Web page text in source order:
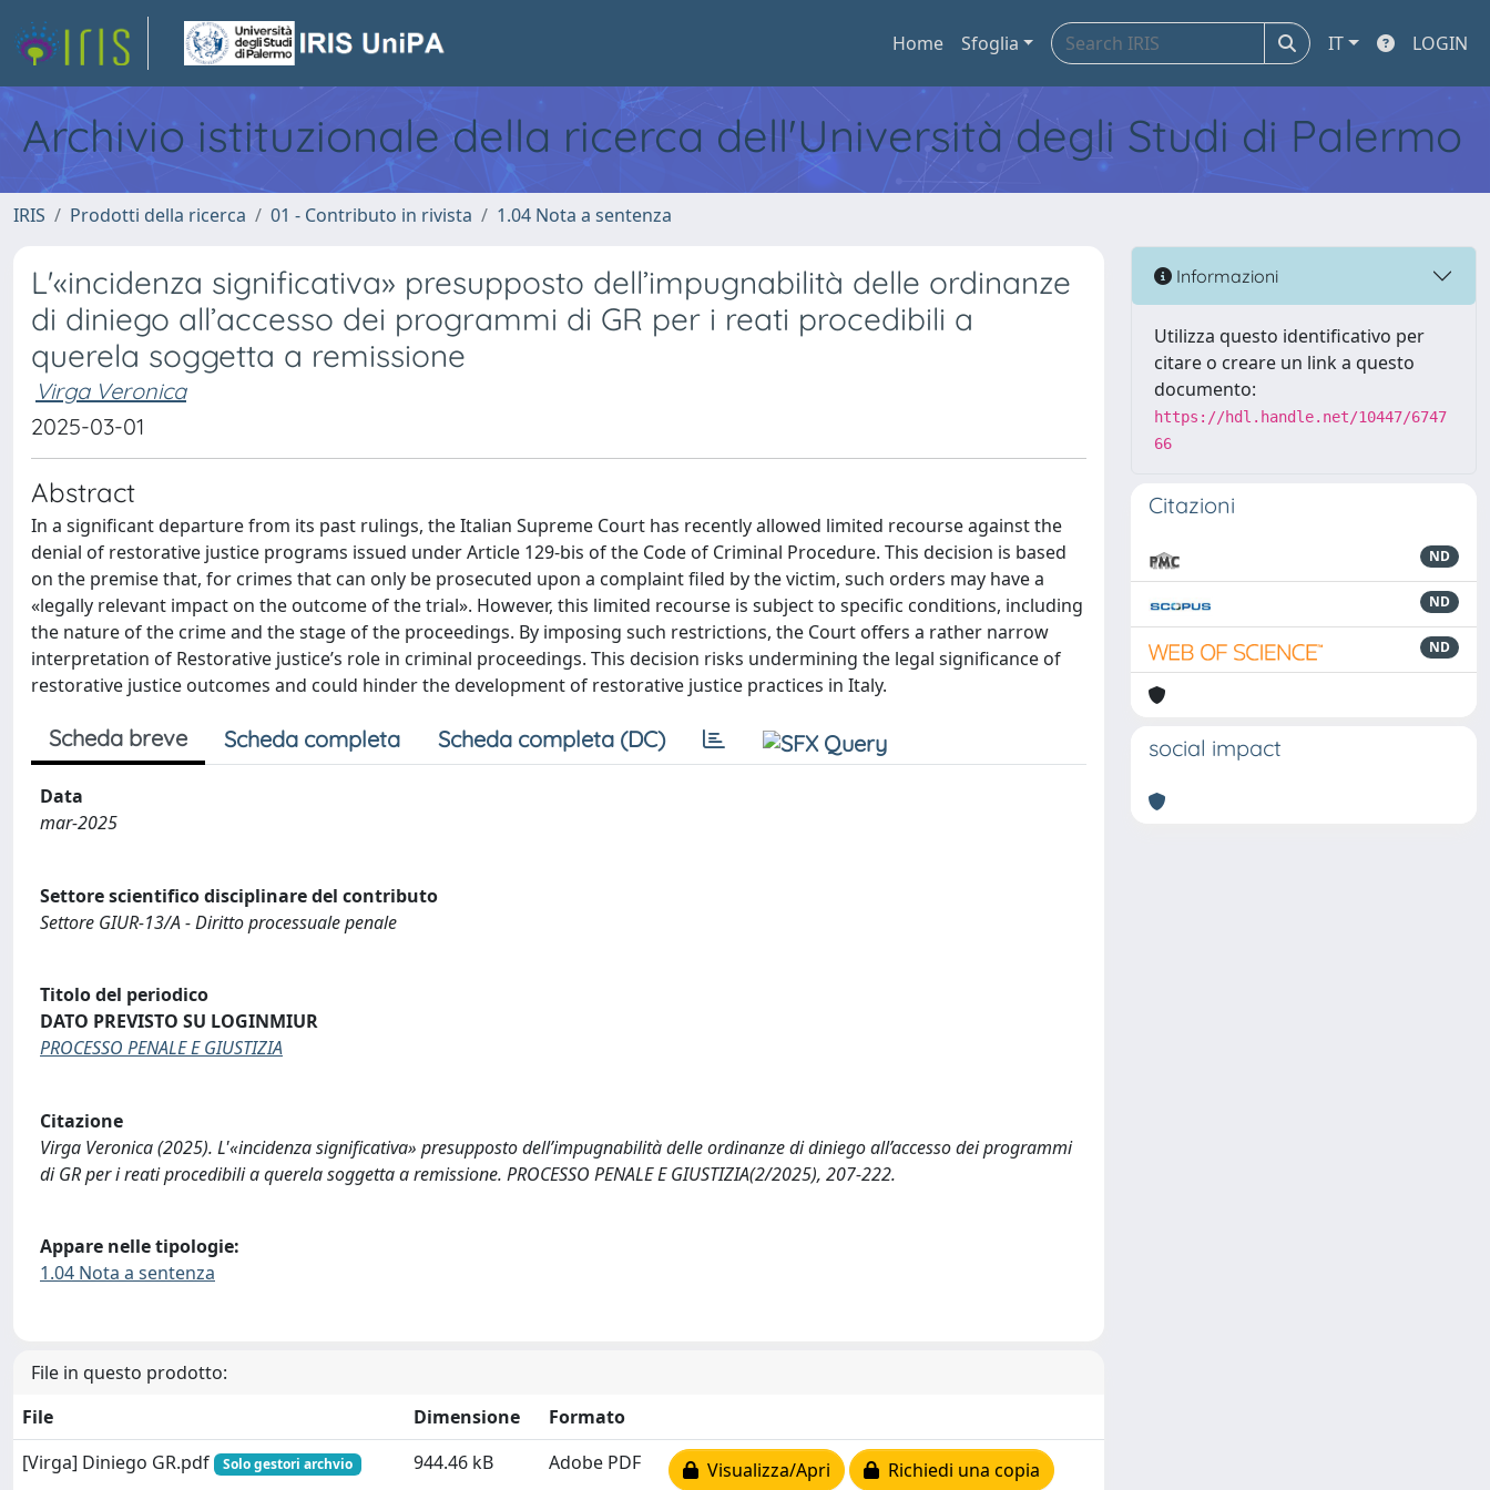
Home Sfoglia IT LOGIN
Archivio istituzionale della ricerca dell'Università degli Studi di Palermo
IRIS Prodotti della ricerca 01 - Contributo in rivista 1.04 Nota a sentenza
L'«incidenza significativa» presupposto dell’impugnabilità delle ordinanze
di diniego all’accesso dei programmi di GR per i reati procedibili a
querela soggetta a remissione
Virga Veronica
2025-03-01
Abstract
In a significant departure from its past rulings, the Italian Supreme Court has recently allowed limited recourse against the
denial of restorative justice programs issued under Article 129-bis of the Code of Criminal Procedure. This decision is based
on the premise that, for crimes that can only be prosecuted upon a complaint filed by the victim, such orders may have a
«legally relevant impact on the outcome of the trial». However, this limited recourse is subject to specific conditions, including
the nature of the crime and the stage of the proceedings. By imposing such restrictions, the Court offers a rather narrow
interpretation of Restorative justice’s role in criminal proceedings. This decision risks undermining the legal significance of
restorative justice outcomes and could hinder the development of restorative justice practices in Italy.
Scheda breve Scheda completa Scheda completa (DC)
Data
mar-2025
Settore scientifico disciplinare del contributo
Settore GIUR-13/A - Diritto processuale penale
Titolo del periodico
DATO PREVISTO SU LOGINMIUR
PROCESSO PENALE E GIUSTIZIA
Citazione
Virga Veronica (2025). L'«incidenza significativa» presupposto dell’impugnabilità delle ordinanze di diniego all’accesso dei programmi
di GR per i reati procedibili a querela soggetta a remissione. PROCESSO PENALE E GIUSTIZIA(2/2025), 207-222.
Appare nelle tipologie:
1.04 Nota a sentenza
File in questo prodotto:
File
Dimensione
Formato
[Virga] Diniego GR.pdf
Solo gestori archvio 944.46 kB Adobe PDF Visualizza/Apri Richiedi una copia
Informazioni
Utilizza questo identificativo per
citare o creare un link a questo
documento:
https://hdl.handle.net/10447/6747
66
Citazioni
ND
ND
ND
social impact